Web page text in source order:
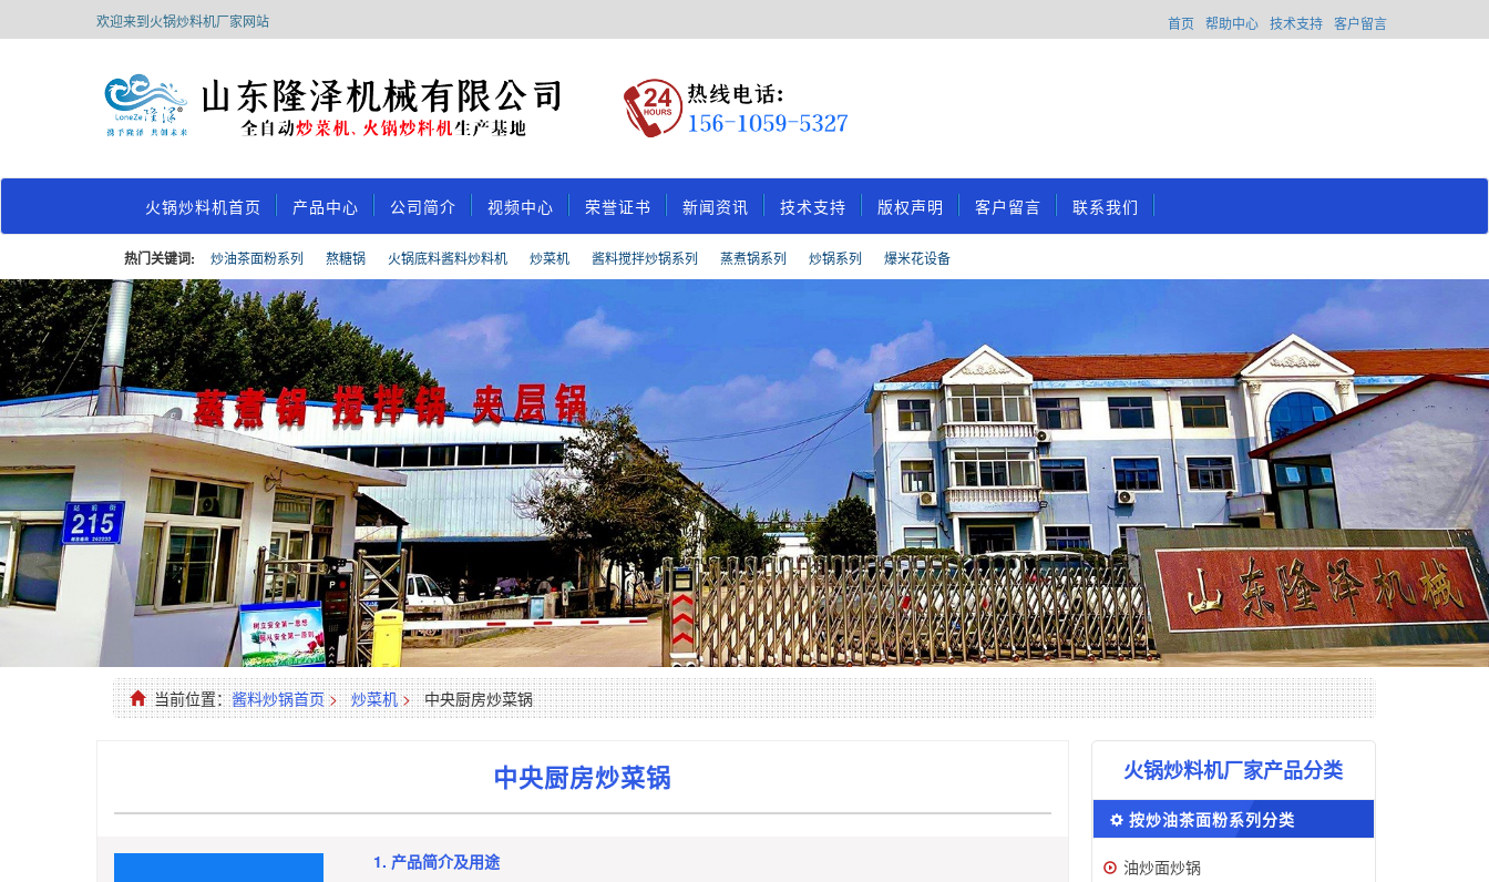
欢迎来到火锅炒料机厂家网站 首页 帮助中心 技术支持 客户留言
火锅炒料机首页 产品中心 公司简介 视频中心 荣誉证书 新闻资讯 技术支持 版权声明 客户留言 联系我们
热门关键词: 炒油茶面粉系列 熬糖锅 火锅底料酱料炒料机 炒菜机 酱料搅拌炒锅系列 蒸煮锅系列 炒锅系列 爆米花设备
当前位置：酱料炒锅首页 > 炒菜机 > 中央厨房炒菜锅
中央厨房炒菜锅
1. 产品简介及用途
火锅炒料机厂家产品分类
按炒油茶面粉系列分类
油炒面炒锅